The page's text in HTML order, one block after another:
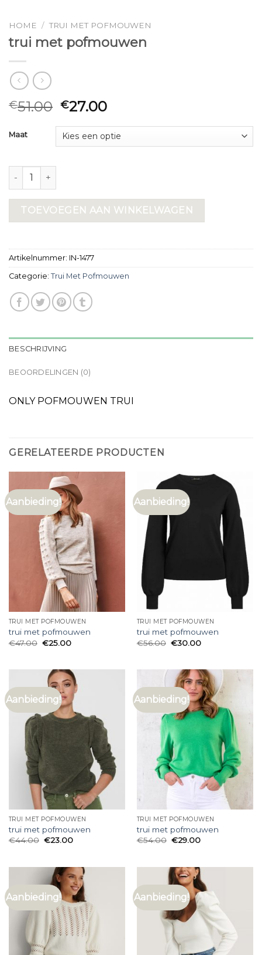
HOME / TRUI MET POFMOUWEN
trui met pofmouwen
€51.00 €27.00
Maat
trui met pofmouwen aantal
TOEVOEGEN AAN WINKELWAGEN
Artikelnummer: IN-1477
Categorie: Trui Met Pofmouwen
BESCHRIJVING
BEOORDELINGEN (0)
ONLY POFMOUWEN TRUI
GERELATEERDE PRODUCTEN
Aanbieding!
TRUI MET POFMOUWEN
trui met pofmouwen
€47.00 €25.00
Aanbieding!
TRUI MET POFMOUWEN
trui met pofmouwen
€56.00 €30.00
Aanbieding!
TRUI MET POFMOUWEN
trui met pofmouwen
€44.00 €23.00
Aanbieding!
TRUI MET POFMOUWEN
trui met pofmouwen
€54.00 €29.00
Aanbieding! Aanbieding!